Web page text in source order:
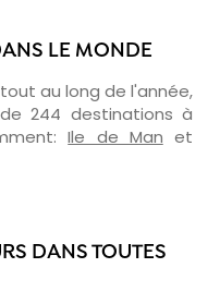
LE MONDE
au long de l'année,
244 destinations à
Ile de Man et
DANS TOUTES